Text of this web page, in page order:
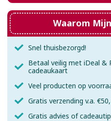
Waarom
Snel thuisbezorgd!
Betaal veilig met iDeal &
cadeaukaart
Veel producten op
Gratis verzending v.a.
Gratis advies of cadeautip